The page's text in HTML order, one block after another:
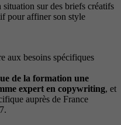
situation sur des briefs créatifs
pour affiner son style
aux besoins spécifiques
de la formation une
expert en copywriting, et
auprès de France